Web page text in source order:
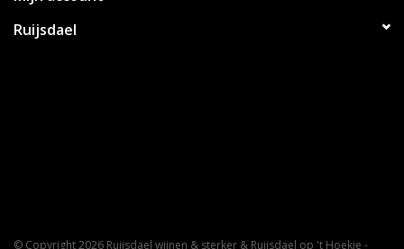
Ruijsdael
© Copyright 2026 Ruijsdael wijnen & sterker & Ruijsdael op 't Hoekje -